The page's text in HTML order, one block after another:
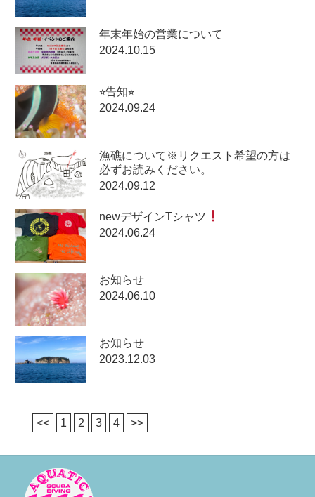
年末年始の営業について
2024.10.15
⭐︎告知⭐︎
2024.09.24
漁礁について※リクエスト希望の方は
必ずお読みください。
2024.09.12
newデザインTシャツ
2024.06.24
お知らせ
2024.06.10
お知らせ
2023.12.03
<< 1 2 3 4 >>